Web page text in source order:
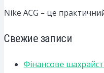
Nike ACG – це
Свежие записи
Фінансове